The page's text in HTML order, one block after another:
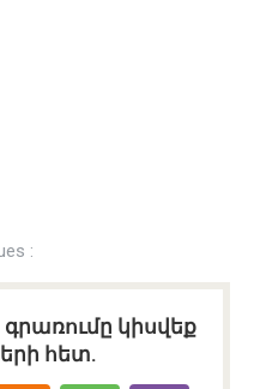
:
կիսվեք
հետ.